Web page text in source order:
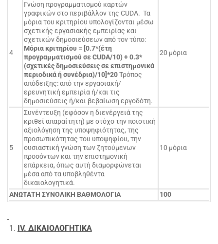
4
Γνώση προγραμματισμού καρτών
γραφικών στο περιβάλλον της CUDA. Τα
μόρια του κριτηρίου υπολογίζονται μέσω
σχετικής εργασιακής εμπειρίας και
σχετικών δημοσιεύσεων από τον τύπο:
Μόρια κριτηρίου = [0.7*(έτη
προγραμματισμού σε CUDA/10) + 0.3*
(σχετικές δημοσιεύσεις σε επιστημονικά
περιοδικά ή συνέδρια)/10]*20Τρόπος
απόδειξης: από την εργασιακή/
ερευνητική εμπειρία ή/και τις
δημοσιεύσεις ή/και βεβαίωση εργοδότη.
20 μόρια
5
Συνέντευξη (εφόσον η διενέργειά της
κριθεί απαραίτητη) με στόχο την ποιοτική
αξιολόγηση της υποψηφιότητας, της
προσωπικότητας του υποψηφίου, την
ουσιαστική γνώση των ζητούμενων
προσόντων και την επιστημονική
επάρκεια, όπως αυτή διαμορφώνεται
μέσα από τα υποβληθέντα
δικαιολογητικά.
10 μόρια
ΑΝΩΤΑΤΗ ΣΥΝΟΛΙΚΗ ΒΑΘΜΟΛΟΓΙΑ 100
IV. ΔΙΚΑΙΟΛΟΓΗΤΙΚΑ